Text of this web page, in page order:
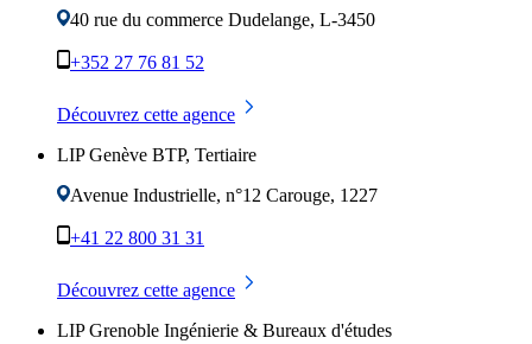
40 rue du commerce Dudelange, L-3450
+352 27 76 81 52
Découvrez cette agence
LIP Genève BTP, Tertiaire
Avenue Industrielle, n°12 Carouge, 1227
+41 22 800 31 31
Découvrez cette agence
LIP Grenoble Ingénierie & Bureaux d'études